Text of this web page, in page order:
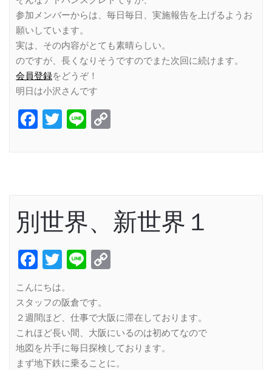
参加メンバーからは、毎日毎日、実施報告を上げるようお
願いしています。
実は、その内容がとても素晴らしい。
のですが、長くなりそうですのでまた次回に続けます。
会員登録をどうぞ！
明日は小沢さんです
Facebook
Twitter
Line
別世界、新世界１
Facebook
Twitter
Line
こんにちは。
スタッフの阪倉です。
２週間ほど、仕事で大阪に滞在しております。
これほど長い間、大阪にいるのは初めてなので
地図を片手に毎日探検しております。
まず地下鉄に乗ることに。